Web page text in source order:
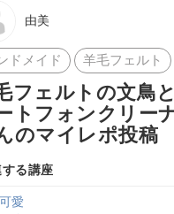
由美
ドメイド 羊毛フェルト
フェルトの文鳥
トフォンクリー
のマイレポ投稿
する講座